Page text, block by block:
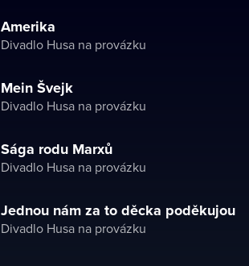
Amerika
Divadlo Husa na provázku
Mein Švejk
Divadlo Husa na provázku
Sága rodu Marxů
Divadlo Husa na provázku
Jednou nám za to děcka poděkujou
Divadlo Husa na provázku